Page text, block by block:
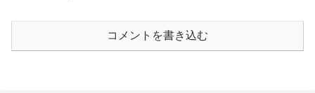
コメントを書き込む